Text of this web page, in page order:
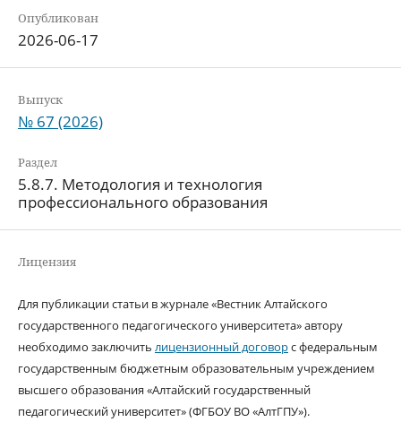
Опубликован
2026-06-17
Выпуск
№ 67 (2026)
Раздел
5.8.7. Методология и технология
профессионального образования
Лицензия
Для публикации статьи в журнале «Вестник Алтайского
государственного педагогического университета» автору
необходимо заключить лицензионный договорс федеральным
государственным бюджетным образовательным учреждением
высшего образования «Алтайский государственный
педагогический университет» (ФГБОУ ВО «АлтГПУ»).